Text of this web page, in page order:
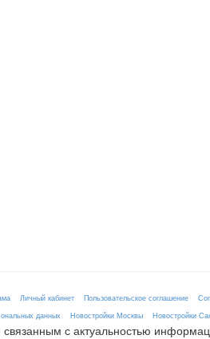
Личный кабинет Пользовательское соглашение
данных
Новостройки Москвы Новостройки
с актуальностью